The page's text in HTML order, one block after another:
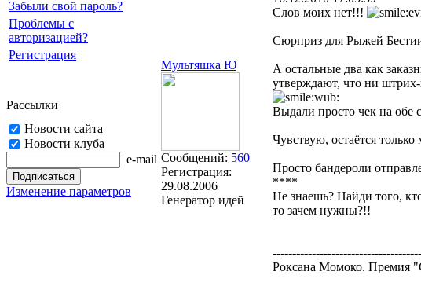
Забыли свой пароль?
Проблемы с
авторизацией?
Регистрация
Рассылки
Новости сайта
Новости клуба
e-mail
Изменение параметров
Мультяшка Ю
Сообщений: 560
Регистрация:
29.08.2006
Генератор идей
Слов моих нет!!!
Сюрприз для Рыжей
А остальные два как
утверждают, что ни
Выдали просто чек на обе
Чувствую, остаётся
Просто бандероли
****
Не знаешь? Найди того,
то зачем нужны?!!
Роксана Момоко. Премия